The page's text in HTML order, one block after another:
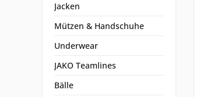
Jacken
Mützen & Handschuhe
Underwear
JAKO Teamlines
Bälle